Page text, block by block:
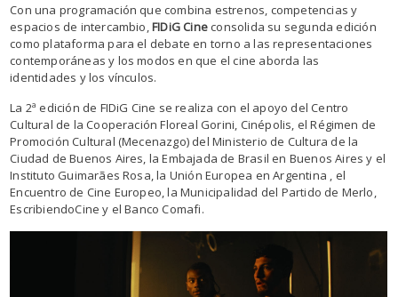
Con una programación que combina estrenos, competencias y
espacios de intercambio,FIDiG Cine consolida su segunda edición
como plataforma para el debate en torno a las representaciones
contemporáneas y los modos en que el cine aborda las
identidades y los vínculos.
La 2ª edición de FIDiG Cine se realiza con el apoyo del Centro
Cultural de la Cooperación Floreal Gorini, Cinépolis, el Régimen de
Promoción Cultural (Mecenazgo) del Ministerio de Cultura de la
Ciudad de Buenos Aires, la Embajada de Brasil en Buenos Aires y el
Instituto Guimarães Rosa, la Unión Europea en Argentina , el
Encuentro de Cine Europeo, la Municipalidad del Partido de Merlo,
EscribiendoCine y el Banco Comafi.